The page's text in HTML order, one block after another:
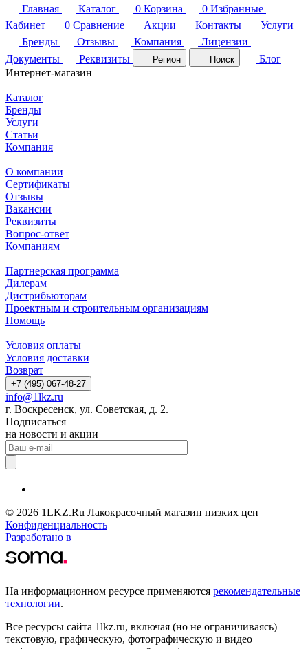
Главная Каталог 0 Корзина 0 Избранные
Кабинет
0 Сравнение Акции Контакты
Услуги
Бренды
Отзывы Компания
Лицензии
Документы
Реквизиты Регион Поиск
Блог
Интернет-магазин
Каталог
Бренды
Услуги
Статьи
Компания
О компании
Сертификаты
Отзывы
Вакансии
Реквизиты
Вопрос-ответ
Компаниям
Партнерская программа
Дилерам
Дистрибьюторам
Проектным и строительным организациям
Помощь
Условия оплаты
Условия доставки
Возврат
+7 (495) 067-48-27
info@1lkz.ru
г. Воскресенск, ул. Советская, д. 2.
Подписаться
на новости и акции
© 2026 1LKZ.Ru Лакокрасочный магазин низких цен
Конфиденциальность
Разработано в
На информационном ресурсе применяются рекомендательные
технологии.
Все ресурсы сайта 1lkz.ru, включая (но не ограничиваясь)
текстовую, графическую, фотографическую и видео